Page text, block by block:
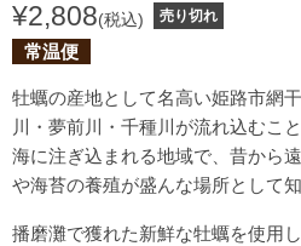
¥2,808(税込) 売り切れ
常温便
牡蠣の産地として名高い姫路市網
川・夢前川・千種川が流れ込むこ
海に注ぎ込まれる地域で、昔から
や海苔の養殖が盛んな場所として
播磨灘で獲れた新鮮な牡蠣を使用